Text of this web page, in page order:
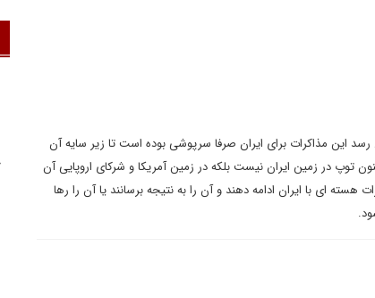
این مذاکرات برای ایران صرفا سرپوشی بوده است تا زیر سایه آن
توپ در زمین ایران نیست بلکه در زمین آمریکا و شرکای اروپایی آن
هسته ای با ایران ادامه دهند و آن را به نتیجه برسانند یا آن را رها